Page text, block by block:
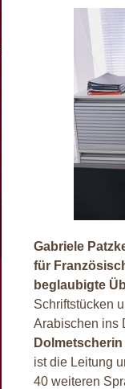
Gabriele
für
beglaubigte
Schriftstücken
Arabischen ins
ist die Leitung
40 weiteren